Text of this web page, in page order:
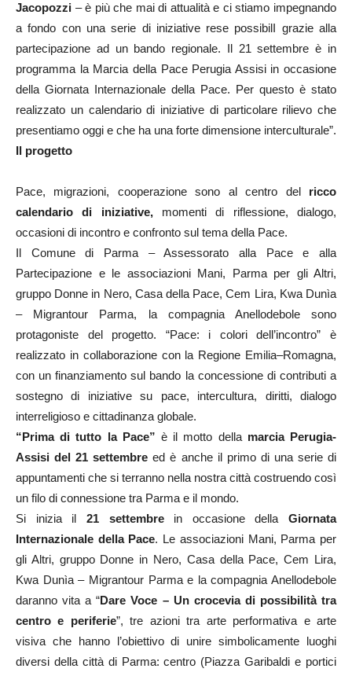
Jacopozzi – è più che mai di attualità e ci stiamo impegnando
a fondo con una serie di iniziative rese possibilI grazie alla
partecipazione ad un bando regionale. Il 21 settembre è in
programma la Marcia della Pace Perugia Assisi in occasione
della Giornata Internazionale della Pace. Per questo è stato
realizzato un calendario di iniziative di particolare rilievo che
presentiamo oggi e che ha una forte dimensione interculturale”.
Il progetto
Pace, migrazioni, cooperazione sono al centro del ricco
calendario di iniziative,momenti di riflessione, dialogo,
occasioni di incontro e confronto sul tema della Pace.
Il Comune di Parma – Assessorato alla Pace e alla
Partecipazione e le associazioni Mani, Parma per gli Altri,
gruppo Donne in Nero, Casa della Pace, Cem Lira, Kwa Dunìa
– Migrantour Parma, la compagnia Anellodebole sono
protagoniste del progetto. “Pace: i colori dell’incontro” è
realizzato in collaborazione con la Regione Emilia–Romagna,
con un finanziamento sul bando la concessione di contributi a
sostegno di iniziative su pace, intercultura, diritti, dialogo
interreligioso e cittadinanza globale.
“Prima di tutto la Pace” è il motto della marcia Perugia-
Assisi del 21 settembre ed è anche il primo di una serie di
appuntamenti che si terranno nella nostra città costruendo così
un filo di connessione tra Parma e il mondo.
Si inizia il 21 settembrein occasione della Giornata
Internazionale della Pace. Le associazioni Mani, Parma per
gli Altri, gruppo Donne in Nero, Casa della Pace, Cem Lira,
Kwa Dunìa – Migrantour Parma e la compagnia Anellodebole
daranno vita a “Dare Voce – Un crocevia di possibilità tra
centro e periferie”, tre azioni tra arte performativa e arte
visiva che hanno l’obiettivo di unire simbolicamente luoghi
diversi della città di Parma: centro (Piazza Garibaldi e portici